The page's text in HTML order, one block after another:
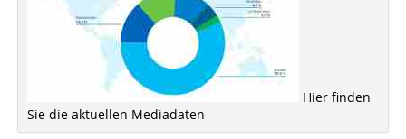
Hier finden
Sie die aktuellen Mediadaten